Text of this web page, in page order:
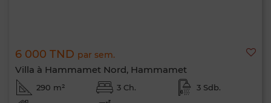
6 000 TND par sem.
Villa à Hammamet Nord, Hammamet
290 m² 3 Ch. 3 Sdb.